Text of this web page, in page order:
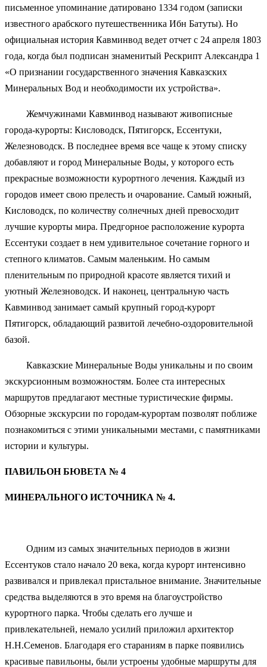
письменное упоминание датировано 1334 годом (записки
известного арабского путешественника Ибн Батуты). Но
официальная история Кавминвод ведет отчет с 24 апреля 1803
года, когда был подписан знаменитый Рескрипт Александра 1
«О признании государственного значения Кавказских
Минеральных Вод и необходимости их устройства».
Жемчужинами Кавминвод называют живописные
города-курорты: Кисловодск, Пятигорск, Ессентуки,
Железноводск. В последнее время все чаще к этому списку
добавляют и город Минеральные Воды, у которого есть
прекрасные возможности курортного лечения. Каждый из
городов имеет свою прелесть и очарование. Самый южный,
Кисловодск, по количеству солнечных дней превосходит
лучшие курорты мира. Предгорное расположение курорта
Ессентуки создает в нем удивительное сочетание горного и
степного климатов. Самым маленьким. Но самым
пленительным по природной красоте является тихий и
уютный Железноводск. И наконец, центральную часть
Кавминвод занимает самый крупный город-курорт
Пятигорск, обладающий развитой лечебно-оздоровительной
базой.
Кавказские Минеральные Воды уникальны и по своим
экскурсионным возможностям. Более ста интересных
маршрутов предлагают местные туристические фирмы.
Обзорные экскурсии по городам-курортам позволят поближе
познакомиться с этими уникальными местами, с памятниками
истории и культуры.
ПАВИЛЬОН БЮВЕТА № 4
МИНЕРАЛЬНОГО ИСТОЧНИКА № 4.
Одним из самых значительных периодов в жизни
Ессентуков стало начало 20 века, когда курорт интенсивно
развивался и привлекал пристальное внимание. Значительные
средства выделяются в это время на благоустройство
курортного парка. Чтобы сделать его лучше и
привлекательней, немало усилий приложил архитектор
Н.Н.Семенов. Благодаря его стараниям в парке появились
красивые павильоны, были устроены удобные маршруты для